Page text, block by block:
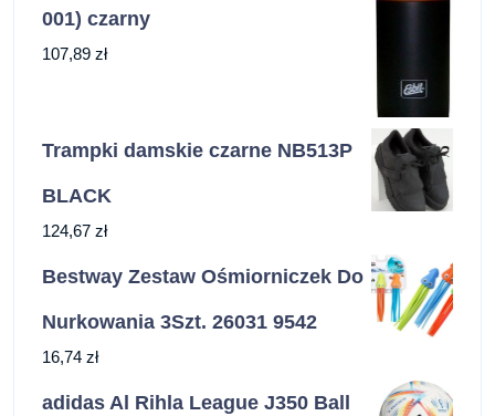
001) czarny
107,89 zł
Trampki damskie czarne NB513P
BLACK
124,67 zł
Bestway Zestaw Ośmiorniczek Do
Nurkowania 3Szt. 26031 9542
16,74 zł
adidas Al Rihla League J350 Ball